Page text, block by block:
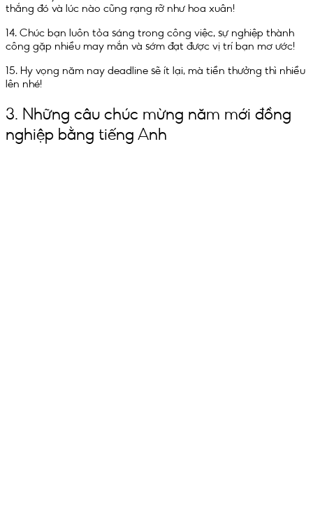
thắng đó và lúc nào cũng rạng rỡ như hoa xuân!
14. Chúc bạn luôn tỏa sáng trong công việc, sự nghiệp thành
công gặp nhiều may mắn và sớm đạt được vị trí bạn mơ ước!
15. Hy vọng năm nay deadline sẽ ít lại, mà tiền thưởng thì nhiều
lên nhé!
3. Những câu chúc mừng năm mới đồng
nghiệp bằng tiếng Anh